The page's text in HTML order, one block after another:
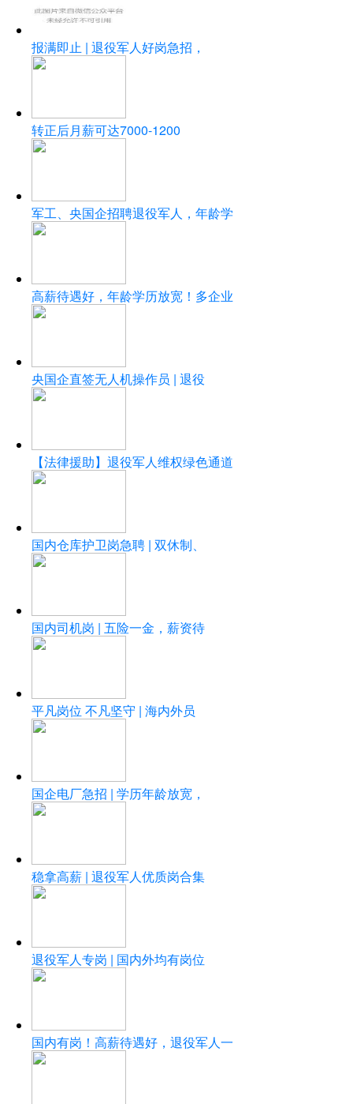
报满即止 | 退役军人好岗急招，
转正后月薪可达7000-1200
军工、央国企招聘退役军人，年龄学
高薪待遇好，年龄学历放宽！多企业
央国企直签无人机操作员 | 退役
【法律援助】退役军人维权绿色通道
国内仓库护卫岗急聘 | 双休制、
国内司机岗 | 五险一金，薪资待
平凡岗位 不凡坚守 | 海内外员
国企电厂急招 | 学历年龄放宽，
稳拿高薪 | 退役军人优质岗合集
退役军人专岗 | 国内外均有岗位
国内有岗！高薪待遇好，退役军人一